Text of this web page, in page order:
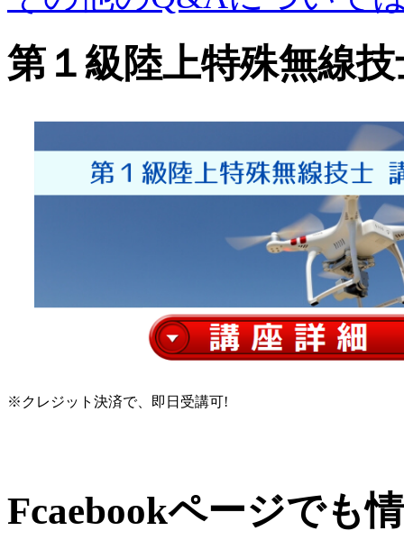
第１級陸上特殊無線
※クレジット決済で、即日受講可!
Fcaebookページでも